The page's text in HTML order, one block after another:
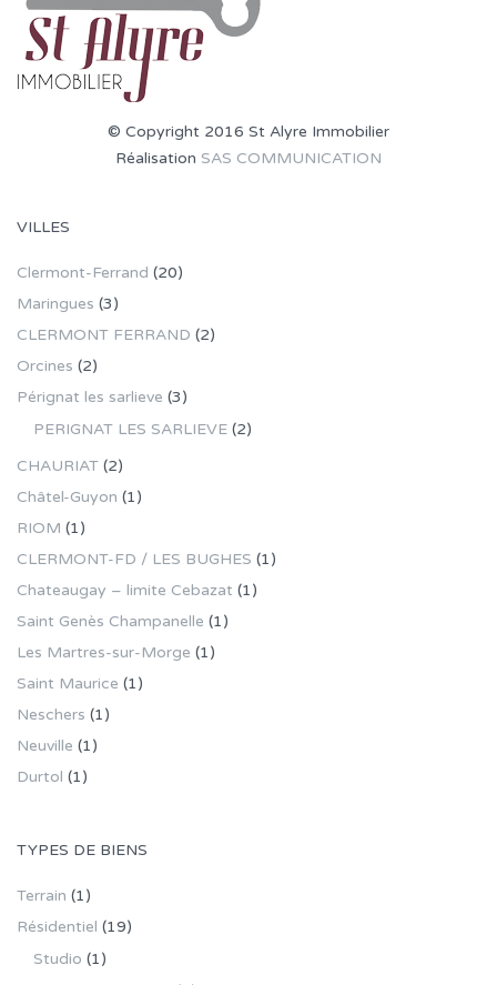
© Copyright 2016 St Alyre Immobilier
Réalisation SAS COMMUNICATION
VILLES
Clermont-Ferrand (20)
Maringues (3)
CLERMONT FERRAND (2)
Orcines (2)
Pérignat les sarlieve (3)
PERIGNAT LES SARLIEVE (2)
CHAURIAT (2)
Châtel-Guyon (1)
RIOM (1)
CLERMONT-FD / LES BUGHES (1)
Chateaugay – limite Cebazat (1)
Saint Genès Champanelle (1)
Les Martres-sur-Morge (1)
Saint Maurice (1)
Neschers (1)
Neuville (1)
Durtol (1)
TYPES DE BIENS
Terrain (1)
Résidentiel (19)
Studio (1)